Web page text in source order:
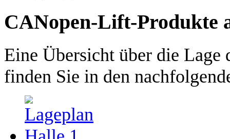
CANopen-Lift-Produkte
Eine Übersicht über die
finden Sie in den